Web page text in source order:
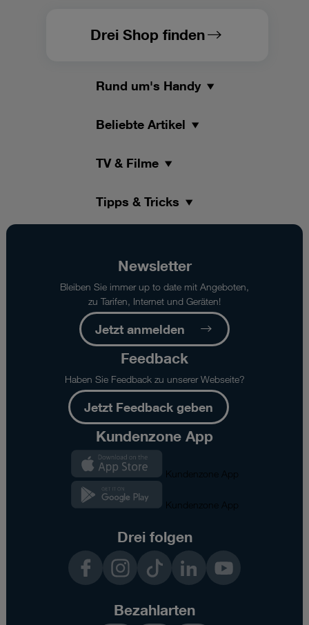
Drei Shop finden
Rund um's Handy
Beliebte Artikel
TV & Filme
Tipps & Tricks
Newsletter
Bleiben Sie immer up to date mit Angeboten,
zu Tarifen, Internet und Geräten!
Jetzt anmelden
Feedback
Haben Sie Feedback zu unserer Webseite?
Jetzt Feedback geben
Kundenzone App
Kundenzone App
Kundenzone App
Drei folgen
InstagramTikTok LinkedIn YouTube
Bezahlarten